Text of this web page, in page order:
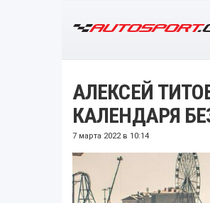
АЛЕКСЕЙ
КАЛЕНДАРЯ
7 марта 2022 в 10:14